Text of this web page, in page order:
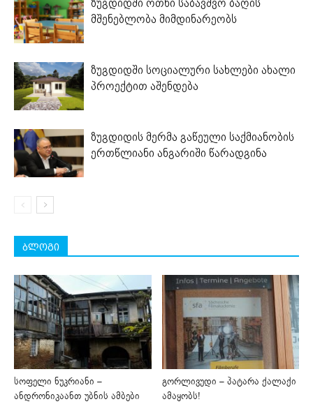
მშენებლობა მიმდინარეობს
ზუგდიდში სოციალური სახლები ახალი
პროექტით აშენდება
ზუგდიდის მერმა გაწეული საქმიანობის
ერთწლიანი ანგარიში წარადგინა
ბლოგი
სოფელი ნუკრიანი –
ანდრონიკაანთ უბნის ამბები
გორლივუდი – პატარა ქალაქი
ამაყობს!